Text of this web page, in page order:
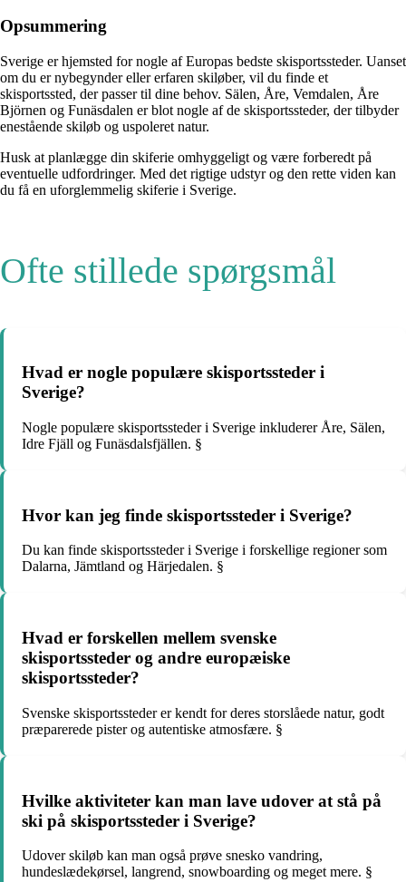
Opsummering
Sverige er hjemsted for nogle af Europas bedste skisportssteder. Uanset
om du er nybegynder eller erfaren skiløber, vil du finde et
skisportssted, der passer til dine behov. Sälen, Åre, Vemdalen, Åre
Björnen og Funäsdalen er blot nogle af de skisportssteder, der tilbyder
enestående skiløb og uspoleret natur.
Husk at planlægge din skiferie omhyggeligt og være forberedt på
eventuelle udfordringer. Med det rigtige udstyr og den rette viden kan
du få en uforglemmelig skiferie i Sverige.
Ofte stillede spørgsmål
Hvad er nogle populære skisportssteder i
Sverige?
Nogle populære skisportssteder i Sverige inkluderer Åre, Sälen,
Idre Fjäll og Funäsdalsfjällen. §
Hvor kan jeg finde skisportssteder i Sverige?
Du kan finde skisportssteder i Sverige i forskellige regioner som
Dalarna, Jämtland og Härjedalen. §
Hvad er forskellen mellem svenske
skisportssteder og andre europæiske
skisportssteder?
Svenske skisportssteder er kendt for deres storslåede natur, godt
præparerede pister og autentiske atmosfære. §
Hvilke aktiviteter kan man lave udover at stå på
ski på skisportssteder i Sverige?
Udover skiløb kan man også prøve snesko vandring,
hundeslædekørsel, langrend, snowboarding og meget mere. §